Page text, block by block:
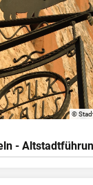
©
-